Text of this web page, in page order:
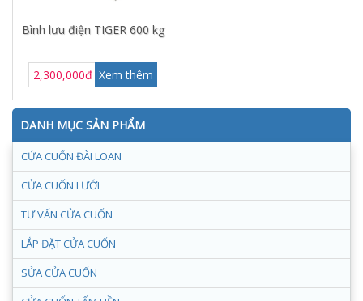
DANH MỤC SẢN PHẨM
CỬA CUỐN ĐÀI LOAN
CỬA CUỐN LƯỚI
TƯ VẤN CỬA CUỐN
LẮP ĐẶT CỬA CUỐN
SỬA CỬA CUỐN
Bình lưu điện TIGER 600 kg
2,300,000đ Xem thêm